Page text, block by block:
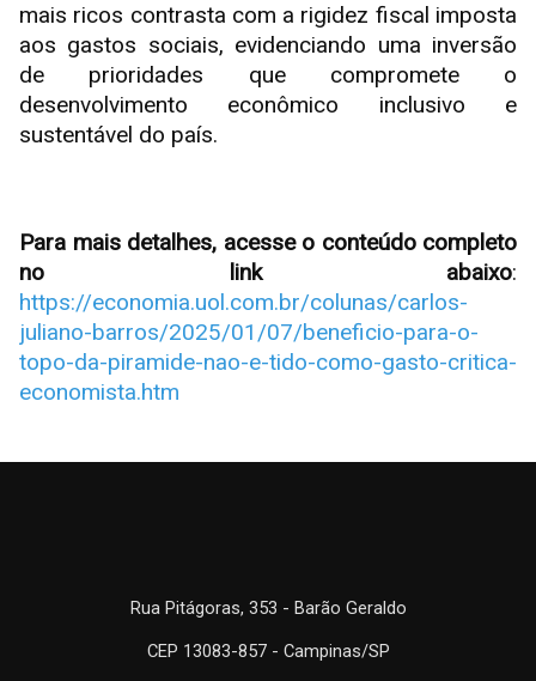
mais ricos contrasta com a rigidez fiscal imposta
aos gastos sociais, evidenciando uma inversão
de prioridades que compromete o
desenvolvimento econômico inclusivo e
sustentável do país.
Para mais detalhes, acesse o conteúdo completo
no link abaixo:
https://economia.uol.com.br/colunas/carlos-
juliano-barros/2025/01/07/beneficio-para-o-
topo-da-piramide-nao-e-tido-como-gasto-critica-
economista.htm
Rua Pitágoras, 353 - Barão Geraldo
CEP 13083-857 - Campinas/SP